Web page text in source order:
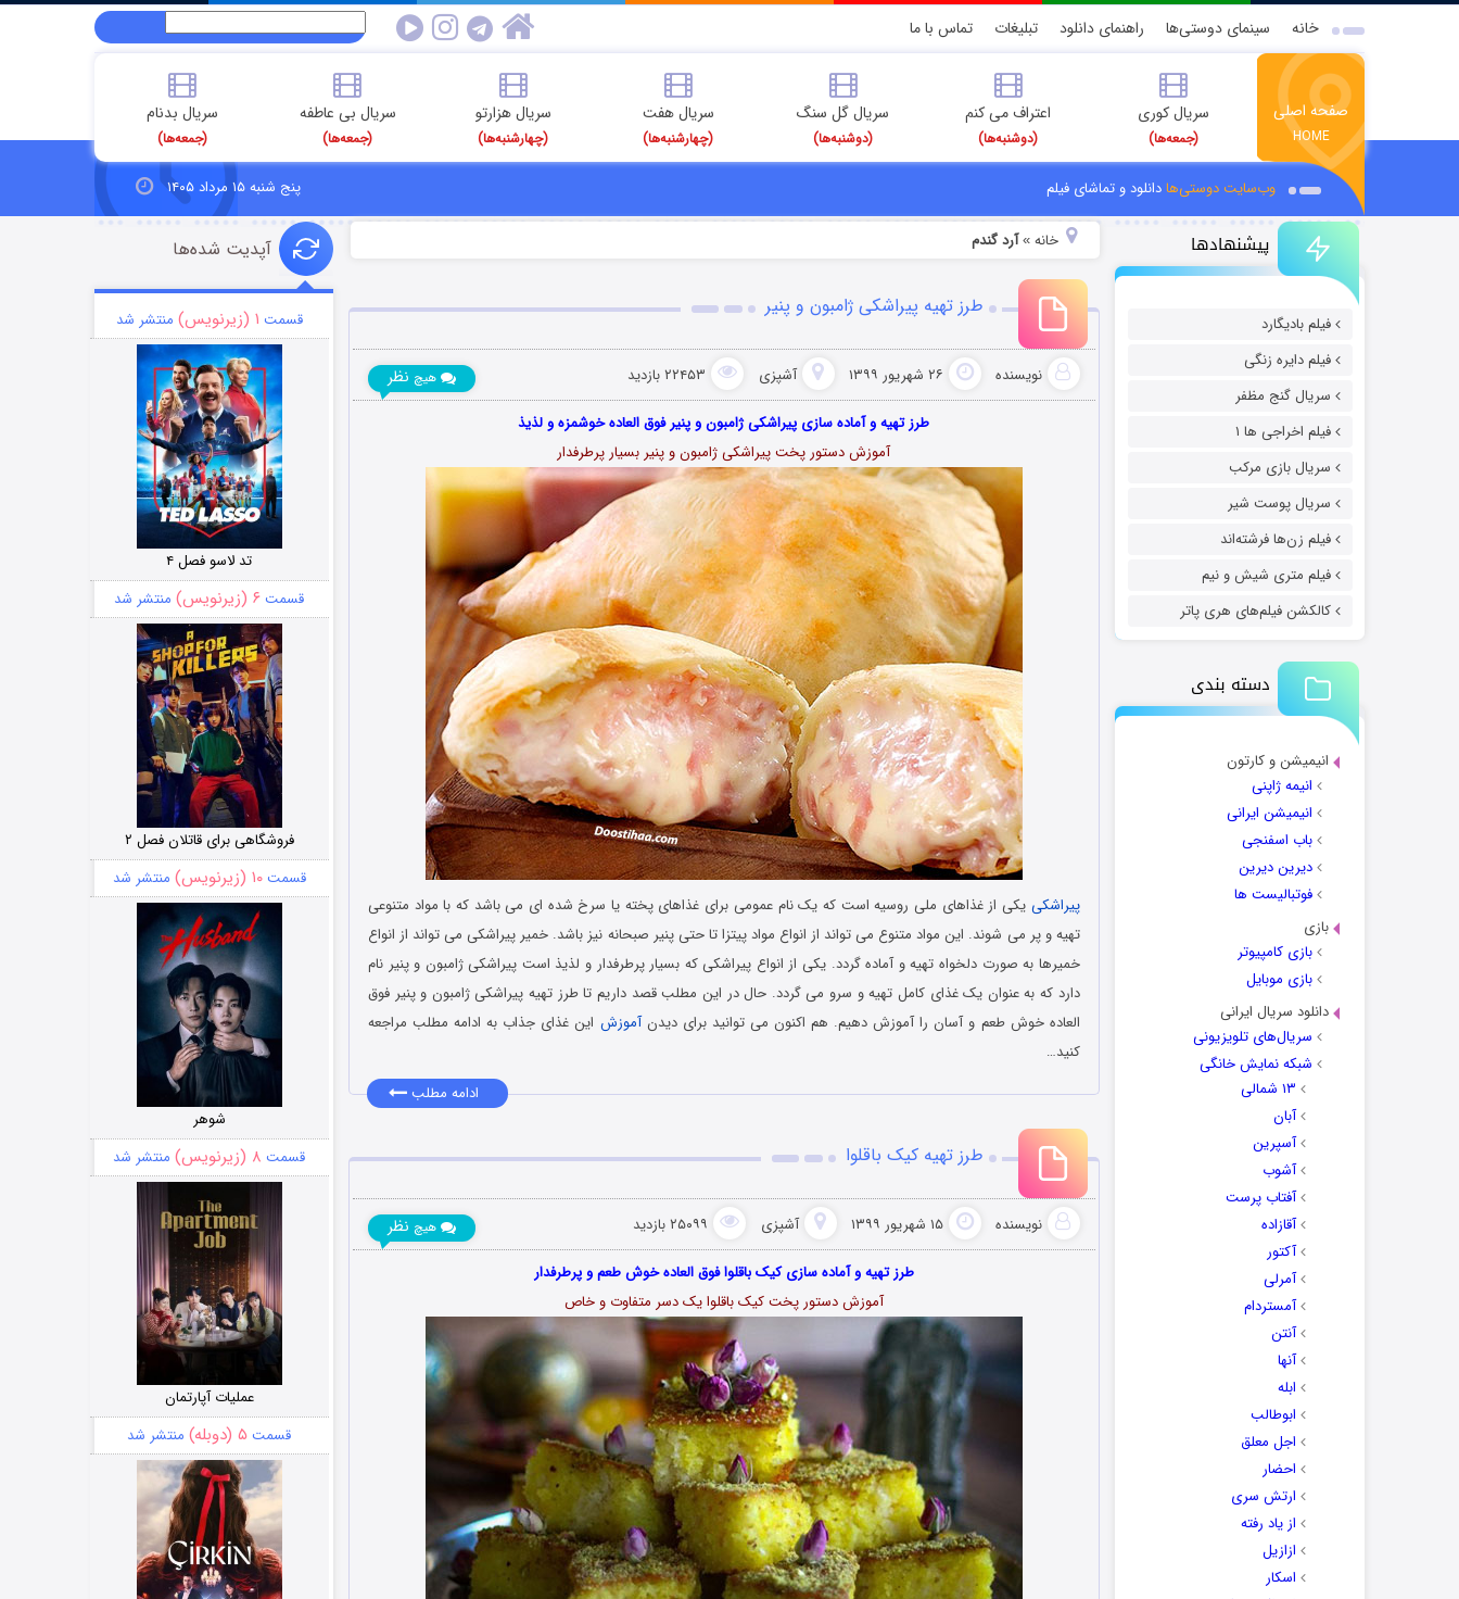
خانه سینمای دوستی‌ها راهنمای دانلود تبلیغات تماس با ما
صفحه اصلی
HOME
سریال کوری
(جمعه‌ها)
اعتراف می کنم
(دوشنبه‌ها)
سریال گل سنگ
(دوشنبه‌ها)
سریال هفت
(چهارشنبه‌ها)
سریال هزارتو
(چهارشنبه‌ها)
سریال بی عاطفه
(جمعه‌ها)
سریال بدنام
(جمعه‌ها)
وب‌سایت دوستی‌هادانلود و تماشای فیلم پنج شنبه ۱۵ مرداد ۱۴۰۵
پیشنهادها
فیلم بادیگارد
فیلم دایره زنگی
سریال گنج مظفر
فیلم اخراجی ها ۱
سریال بازی مرکب
سریال پوست شیر
فیلم زن‌ها فرشته‌اند
فیلم متری شیش و نیم
کالکشن فیلم‌های هری پاتر
دسته بندی
انیمیشن و کارتون
انیمه ژاپنی
انیمیشن ایرانی
باب اسفنجی
دیرین دیرین
فوتبالیست ها
بازی
بازی کامپیوتر
بازی موبایل
دانلود سریال ایرانی
سریال‌های تلویزیونی
شبکه نمایش خانگی
۱۳ شمالی
آبان
آسپرین
آشوب
آفتاب پرست
آقازاده
آکتور
آمرلی
آمستردام
آنتن
آنها
ابله
ابوطالب
اجل معلق
احضار
ارتش سری
از یاد رفته
ازازیل
اسکار
خانه»آرد گندم
طرز تهیه پیراشکی ژامبون و پنیر
نویسنده ۲۶ شهریور ۱۳۹۹ آشپزی ۲۲۴۵۳ بازدید هیچ نظر
طرز تهیه و آماده سازی پیراشکی ژامبون و پنیر فوق العاده خوشمزه و لذیذ
آموزش دستور پخت پیراشکی ژامبون و پنیر بسیار پرطرفدار
پیراشکی یکی از غذاهای ملی روسیه است که یک نام عمومی برای غذاهای پخته یا سرخ‌ شده‌ ای می باشد که با مواد متنوعی
تهیه و پر می شوند. این مواد متنوع می تواند از انواع مواد پیتزا تا حتی پنیر صبحانه نیز باشد. خمیر پیراشکی می تواند از انواع
خمیرها به صورت دلخواه تهیه و آماده گردد. یکی از انواع پیراشکی که بسیار پرطرفدار و لذیذ است پیراشکی ژامبون و پنیر نام
دارد که به عنوان یک غذای کامل تهیه و سرو می گردد. حال در این مطلب قصد داریم تا طرز تهیه پیراشکی ژامبون و پنیر فوق
العاده خوش طعم و آسان را آموزش دهیم. هم اکنون می توانید برای دیدنآموزش این غذای جذاب به ادامه مطلب مراجعه
کنید…
ادامه مطلب
طرز تهیه کیک باقلوا
نویسنده ۱۵ شهریور ۱۳۹۹ آشپزی ۲۵۰۹۹ بازدید هیچ نظر
طرز تهیه و آماده سازی کیک باقلوا فوق العاده خوش طعم و پرطرفدار
آموزش دستور پخت کیک باقلوا یک دسر متفاوت و خاص
آپدیت شده‌ها
قسمت ۱ (زیرنویس) منتشر شد
تد لاسو فصل ۴
قسمت ۶ (زیرنویس) منتشر شد
فروشگاهی برای قاتلان فصل ۲
قسمت۱۰ (زیرنویس) منتشر شد
شوهر
قسمت ۸ (زیرنویس) منتشر شد
عملیات آپارتمان
قسمت ۵ (دوبله) منتشر شد